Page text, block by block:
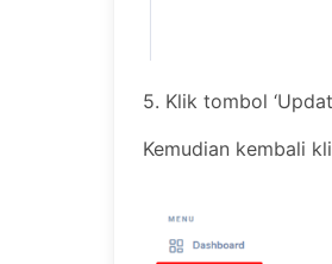
5. Klik tombol
Kemudian kembali